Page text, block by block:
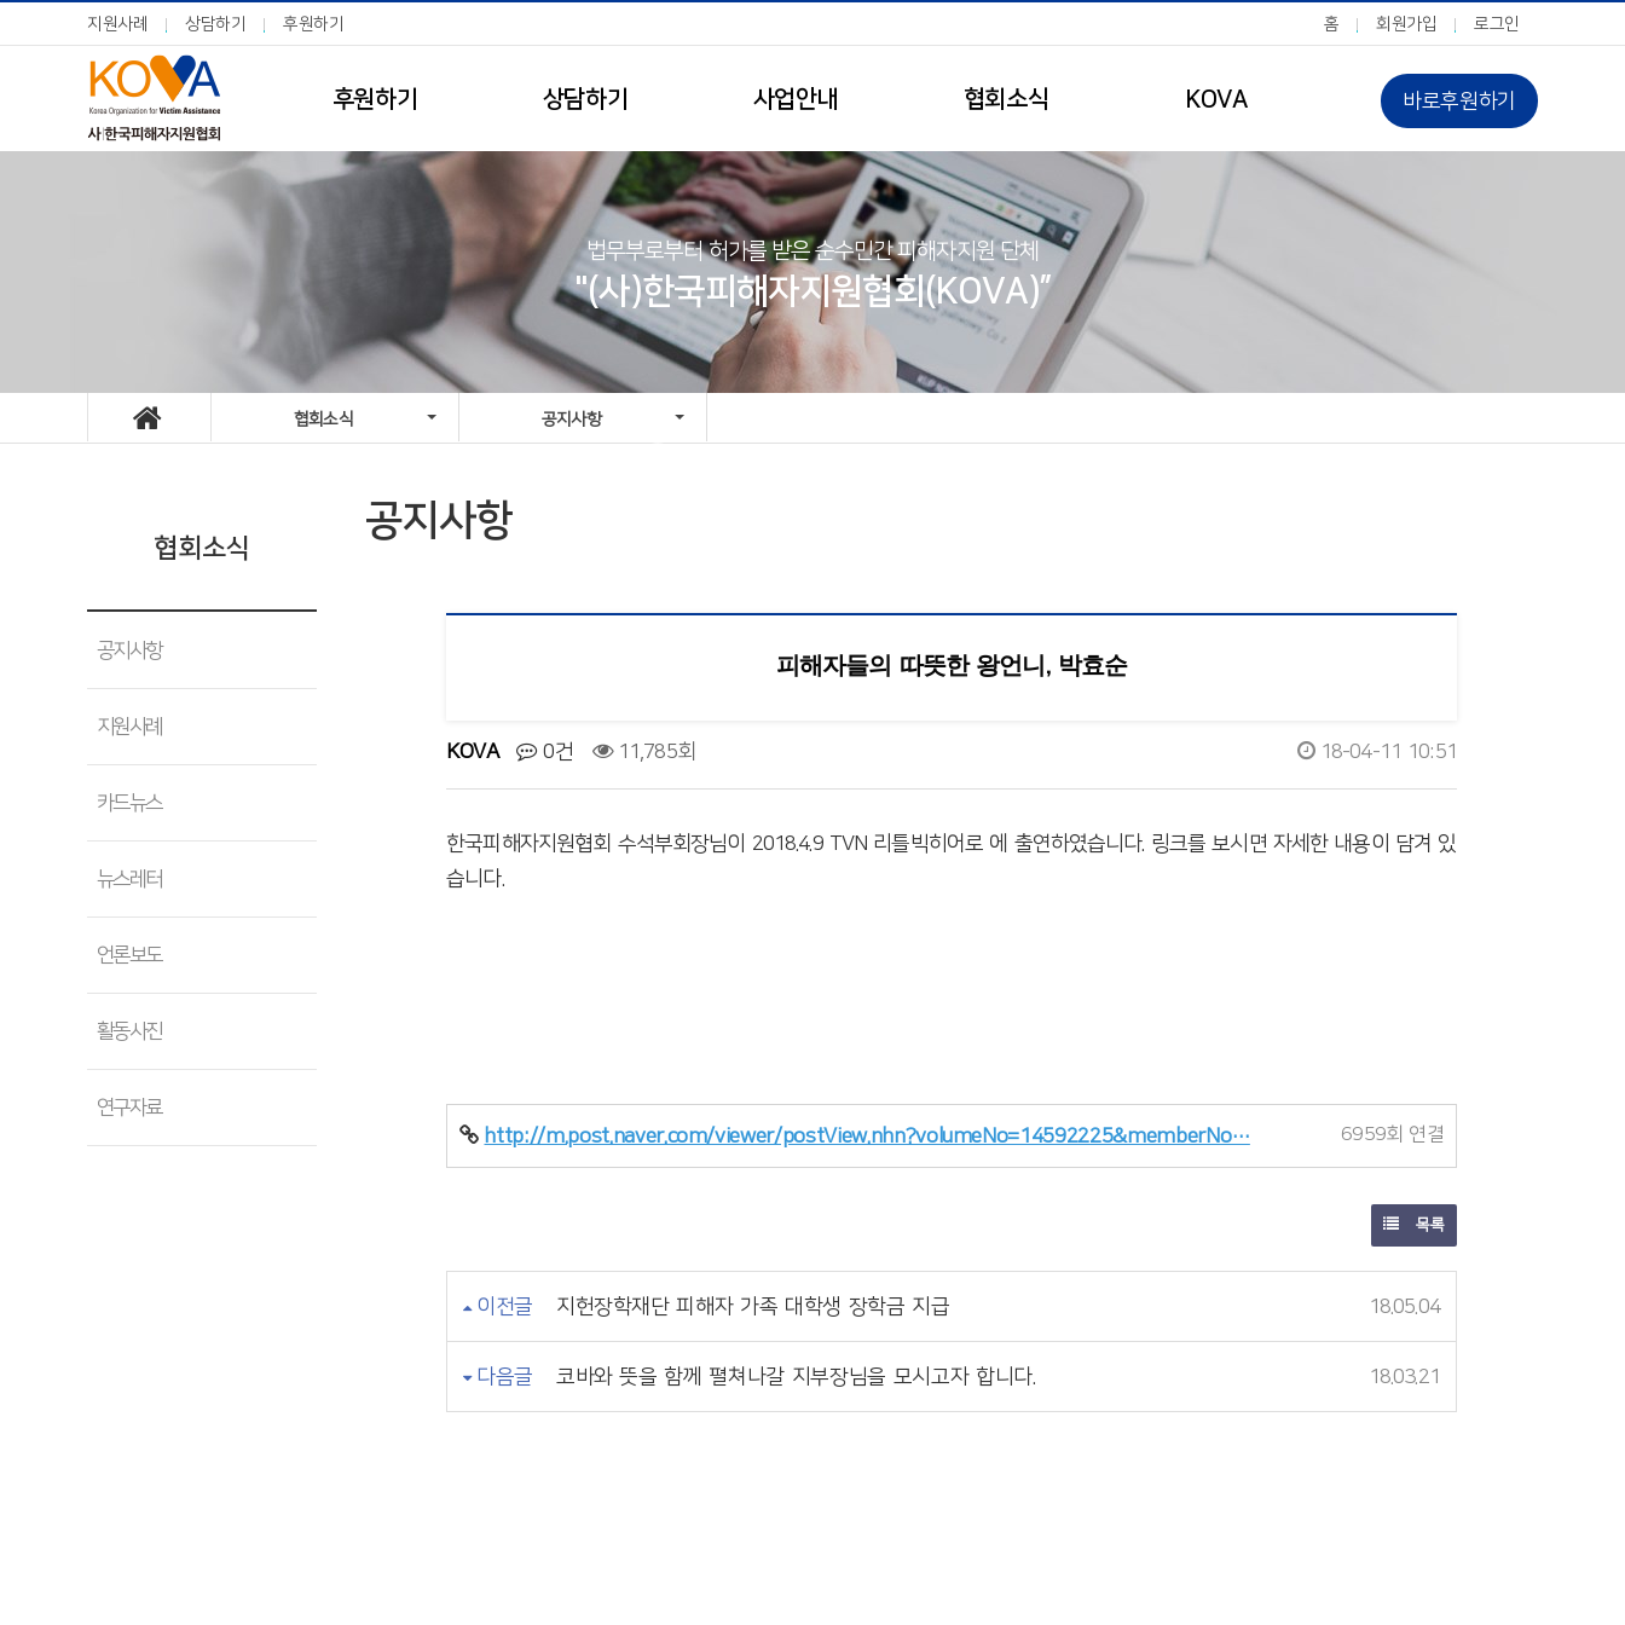
지원사례 상담하기 후원하기 홈 회원가입 로그인
바로후원하기
후원하기 상담하기 사업안내 협회소식 KOVA
법무부로부터 허가를 받은 순수민간 피해자지원 단체
"(사)한국피해자지원협회(KOVA)”
협회소식 공지사항
협회소식
공지사항
지원사례
카드뉴스
뉴스레터
언론보도
활동사진
연구자료
공지사항
피해자들의 따뜻한 왕언니, 박효순
KOVA 0건 11,785회 18-04-11 10:51
한국피해자지원협회 수석부회장님이 2018.4.9 TVN 리틀빅히어로 에 출연하였습니다. 링크를 보시면 자세한 내용이 담겨 있
습니다.
http://m.post.naver.com/viewer/postView.nhn?volumeNo=14592225&memberNo… 6959회 연결
목록
이전글 지헌장학재단 피해자 가족 대학생 장학금 지급 18.05.04
다음글 코바와 뜻을 함께 펼쳐나갈 지부장님을 모시고자 합니다. 18.03.21